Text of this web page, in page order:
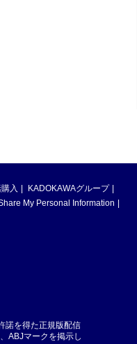
入
KADOKAWAグループ
My Personal Information
諾を得た正規版配信
ABJマークを掲示し